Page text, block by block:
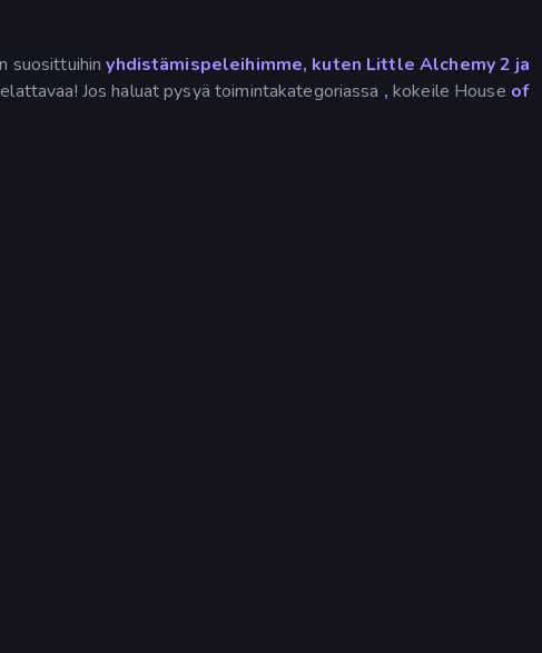
suosittuihinyhdistämispeleihimme, kuten Little Alchemy 2 ja
Jos haluat pysyä toimintakategoriassa , kokeile House of